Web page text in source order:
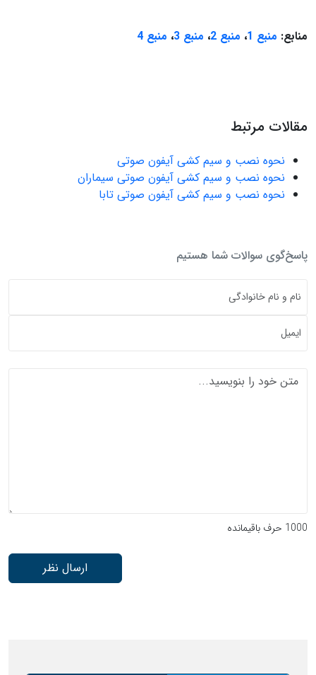
منابع: منبع 1 ، منبع 2 ، منبع 3 ، منبع 4
مقالات مرتبط
نحوه نصب و سیم کشی آیفون صوتی
نحوه نصب و سیم کشی آیفون صوتی سیماران
نحوه نصب و سیم کشی آیفون صوتی تابا
پاسخ‌گوی سوالات شما هستیم
1000 حرف باقیمانده
ارسال نظر